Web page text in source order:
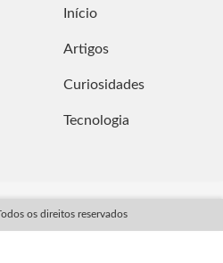
Início
Artigos
Curiosidades
Tecnologia
os direitos reservados